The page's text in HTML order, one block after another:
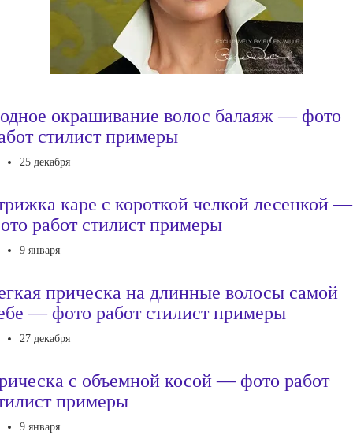
окрашивание волос балаяж — фото
стилист примеры
25 декабря
каре с короткой челкой лесенкой —
работ стилист примеры
9 января
прическа на длинные волосы самой
— фото работ стилист примеры
27 декабря
с объемной косой — фото работ
примеры
9 января